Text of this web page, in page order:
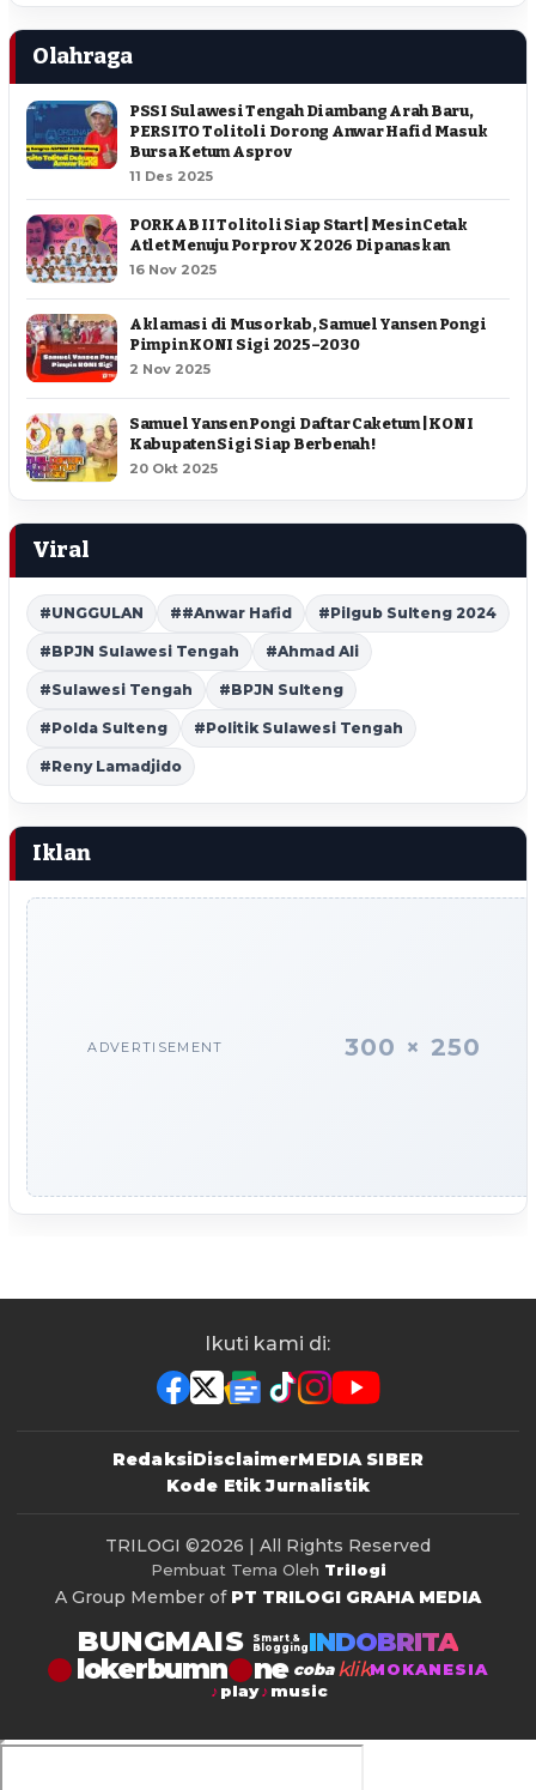
Olahraga
PSSI Sulawesi Tengah Diambang Arah Baru,
PERSITO Tolitoli Dorong Anwar Hafid Masuk
Bursa Ketum Asprov
11 Des 2025
PORKAB II Tolitoli Siap Start | Mesin Cetak
Atlet Menuju Porprov X 2026 Dipanaskan
16 Nov 2025
Aklamasi di Musorkab, Samuel Yansen Pongi
Pimpin KONI Sigi 2025–2030
2 Nov 2025
Samuel Yansen Pongi Daftar Caketum | KONI
Kabupaten Sigi Siap Berbenah !
20 Okt 2025
Viral
#UNGGULAN ##Anwar Hafid #Pilgub Sulteng 2024
#BPJN Sulawesi Tengah #Ahmad Ali
#Sulawesi Tengah #BPJN Sulteng
#Polda Sulteng #Politik Sulawesi Tengah
#Reny Lamadjido
Iklan
ADVERTISEMENT 300 × 250
Ikuti kami di:
RedaksiDisclaimerMEDIA SIBER
Kode Etik Jurnalistik
TRILOGI ©2026 | All Rights Reserved
Pembuat Tema Oleh Trilogi
A Group Member of PT TRILOGI GRAHA MEDIA
BUNGMAIS
Smart &
Blogging INDOBRITA
lokerbumn coba klikMOKANESIA
play
music